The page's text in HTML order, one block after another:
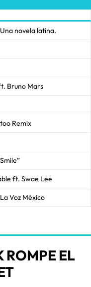
novela latina.
Bruno Mars
Remix
ft. Swae Lee
Voz México
EL